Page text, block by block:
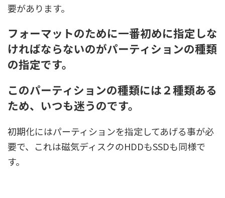
要があります。
フォーマットのために一番初めに指定しな
ければならないのがパーティションの種類
の指定です。
このパーティションの種類には２種類ある
ため、いつも迷うのです。
初期化にはパーティションを指定してあげる事が必
要で、これは磁気ディスクのHDDもSSDも同様で
す。